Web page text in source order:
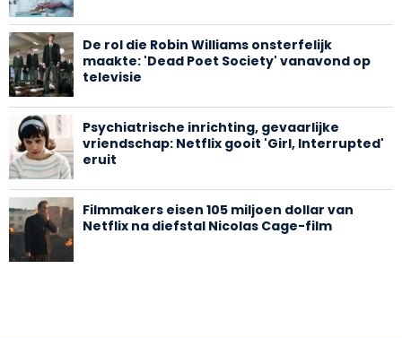
De rol die Robin Williams onsterfelijk
maakte: 'Dead Poet Society' vanavond op
televisie
Psychiatrische inrichting, gevaarlijke
vriendschap: Netflix gooit 'Girl, Interrupted'
eruit
Filmmakers eisen 105 miljoen dollar van
Netflix na diefstal Nicolas Cage-film